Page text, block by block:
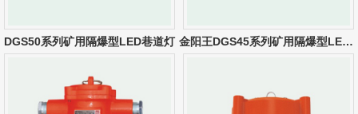
DGS50系列矿用隔爆型LED巷道灯 金阳王DGS45系列矿用隔爆型LED巷道灯